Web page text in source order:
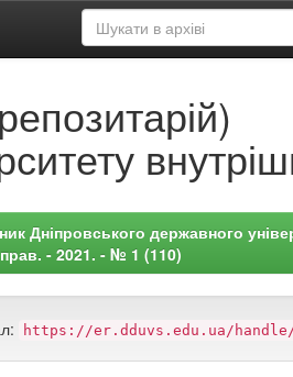
Дніпровського державного
- 2021. - № 1 (110)
https://er.dduvs.edu.ua/handle/